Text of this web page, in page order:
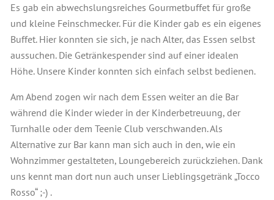
Es gab ein abwechslungsreiches Gourmetbuffet für große
und kleine Feinschmecker. Für die Kinder gab es ein eigenes
Buffet. Hier konnten sie sich, je nach Alter, das Essen selbst
aussuchen. Die Getränkespender sind auf einer idealen
Höhe. Unsere Kinder konnten sich einfach selbst bedienen.
Am Abend zogen wir nach dem Essen weiter an die Bar
während die Kinder wieder in der Kinderbetreuung, der
Turnhalle oder dem Teenie Club verschwanden. Als
Alternative zur Bar kann man sich auch in den, wie ein
Wohnzimmer gestalteten, Loungebereich zurückziehen. Dank
uns kennt man dort nun auch unser Lieblingsgetränk „Tocco
Rosso“ ;-) .